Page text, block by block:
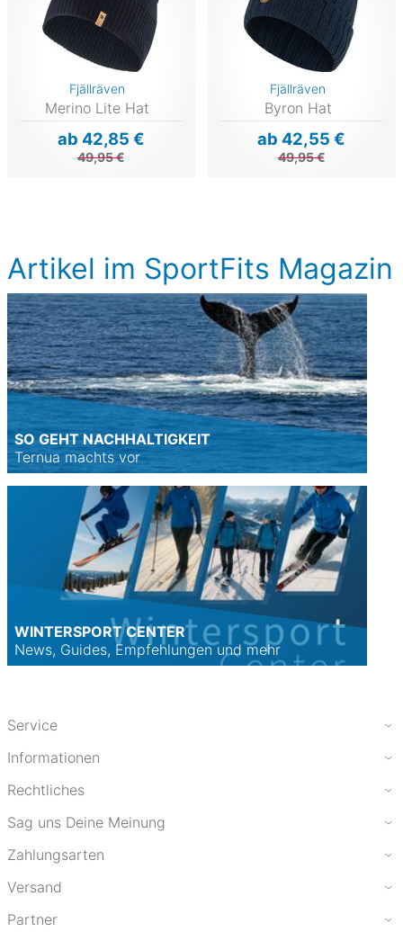
Fjällräven
Merino Lite Hat
ab 42,85 €
49,95 €
Fjällräven
Byron Hat
ab 42,55 €
49,95 €
Artikel im SportFits Magazin
SO GEHT NACHHALTIGKEIT
Ternua machts vor
WINTERSPORT CENTER
News, Guides, Empfehlungen und mehr
Service
Informationen
Rechtliches
Sag uns Deine Meinung
Zahlungsarten
Versand
Partner